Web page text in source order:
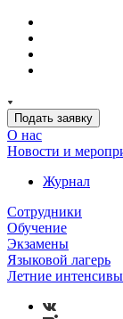
Подать заявку
О нас
Новости и
Журнал
Сотрудники
Обучение
Экзамены
Языковой лагерь
Летние интенсивы